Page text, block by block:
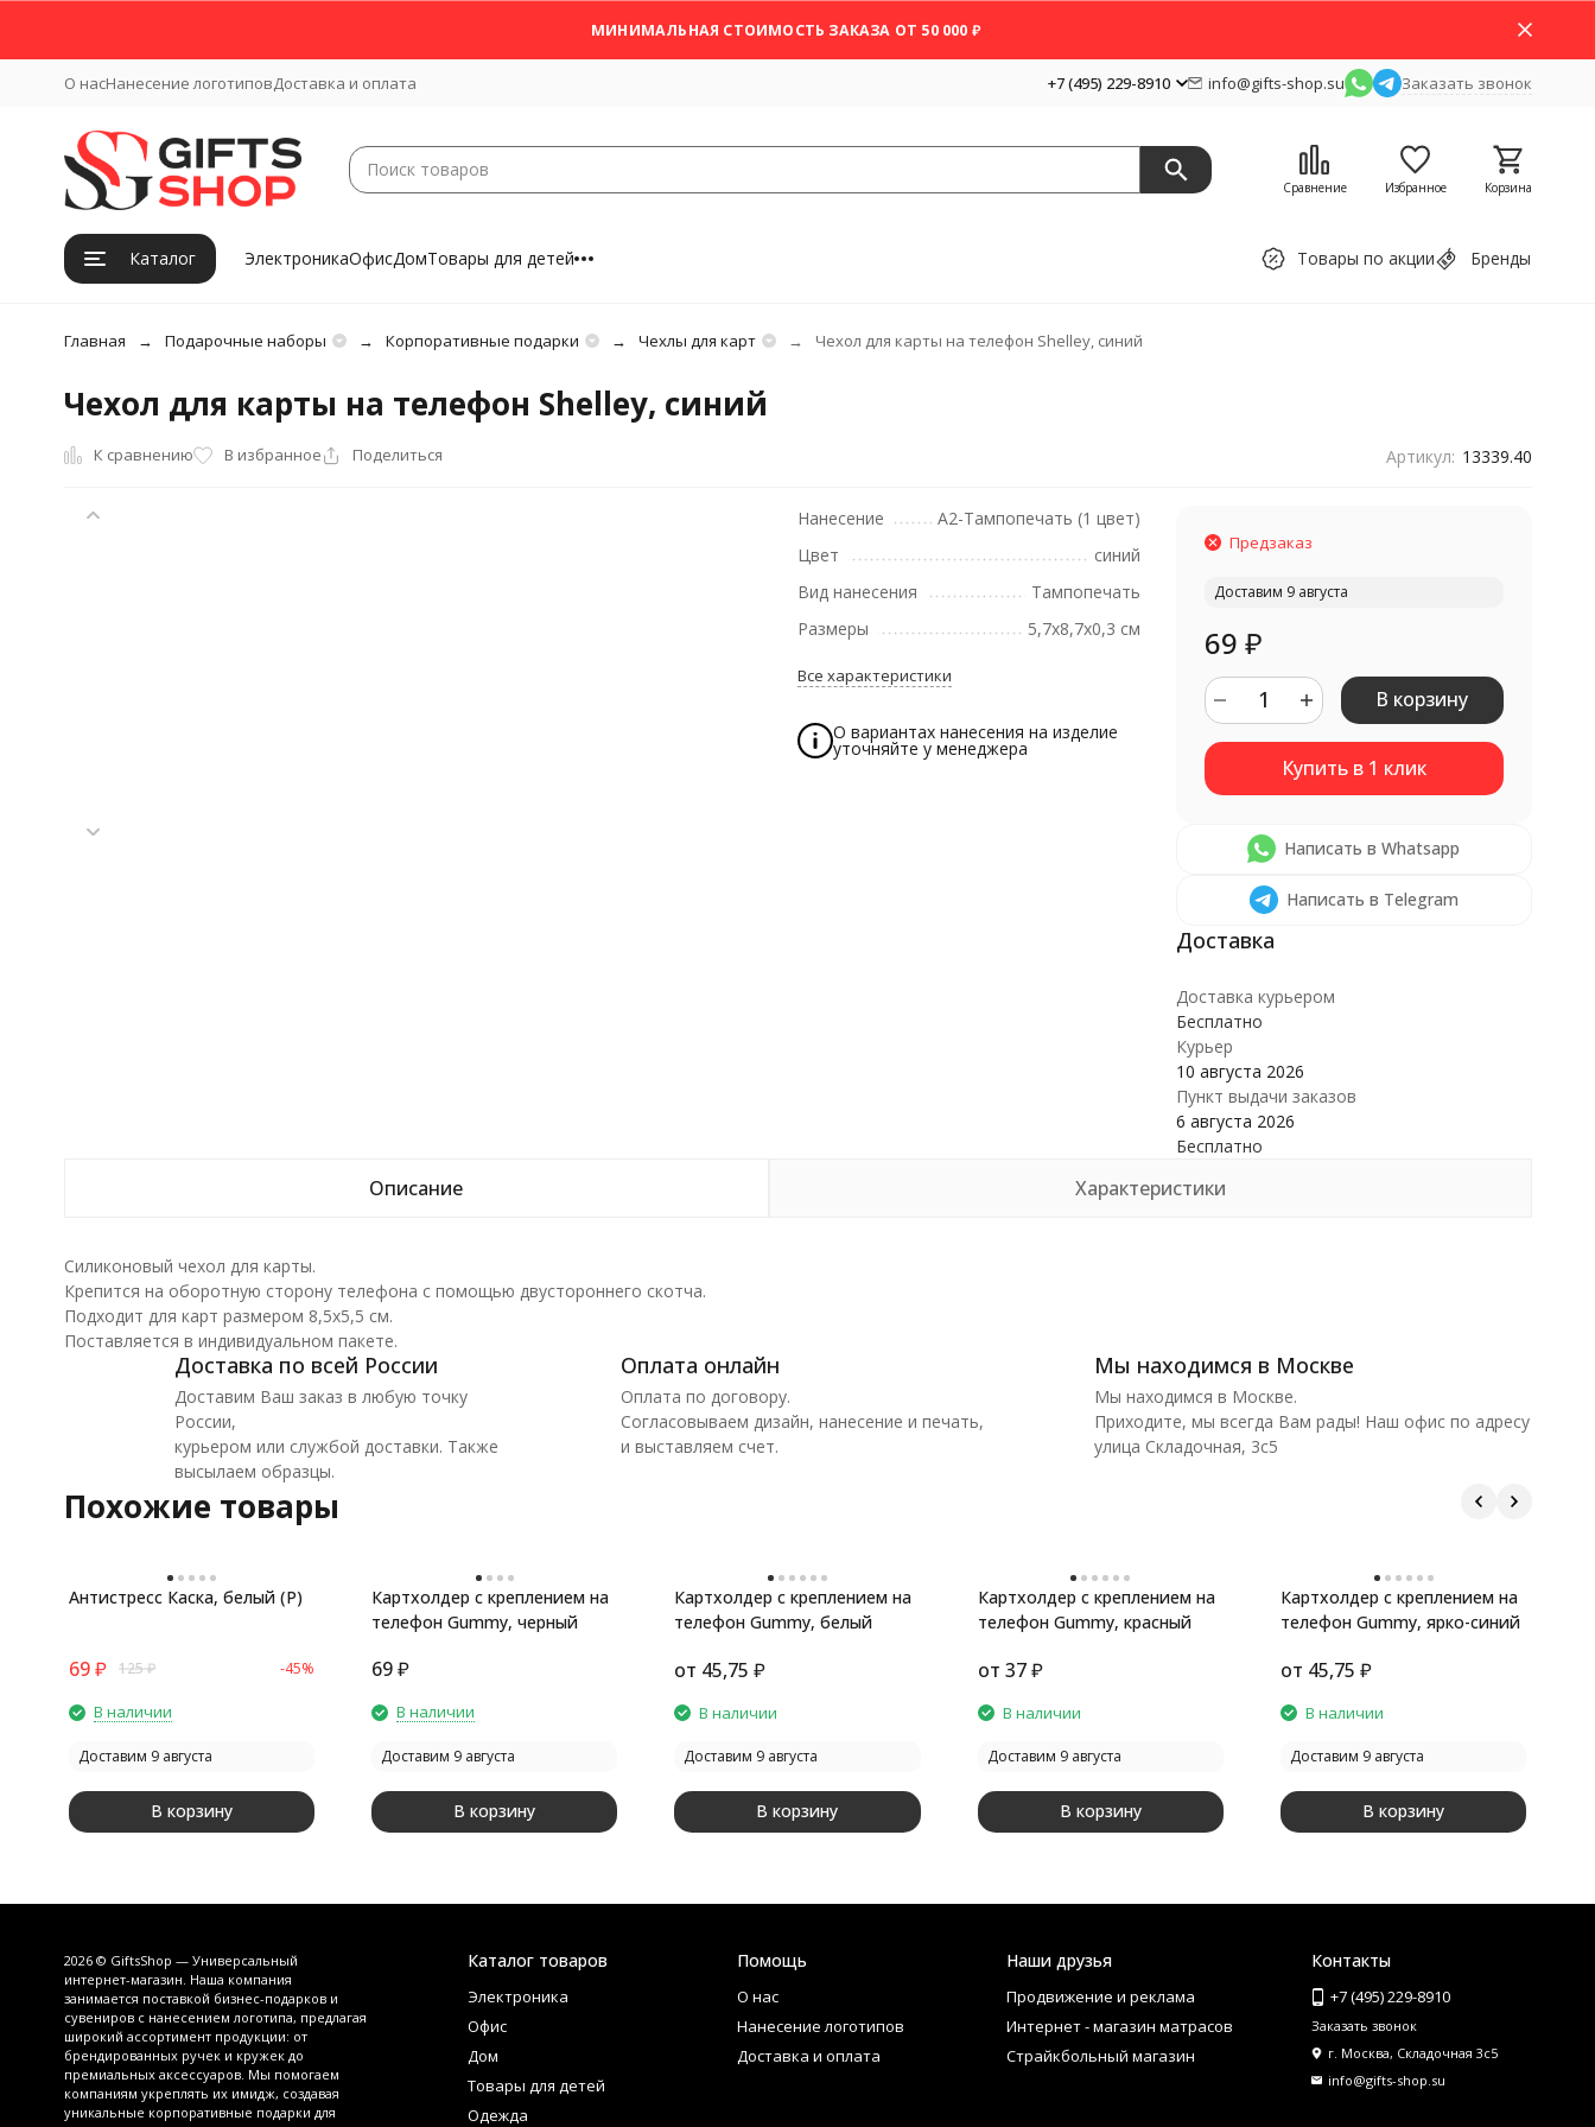
МИНИМАЛЬНАЯ СТОИМОСТЬ ЗАКАЗА ОТ 50 000 ₽
О насНанесение логотиповДоставка и оплата +7 (495) 229-8910 info@gifts-shop.su Заказать звонок
Сравнение Избранное Корзина
Каталог ЭлектроникаОфисДомТовары для детей Товары по акции Бренды
Главная Подарочные наборы Корпоративные подарки Чехлы для карт Чехол для карты на телефон Shelley, синий
Чехол для карты на телефон Shelley, синий
К сравнению В избранное Поделиться Артикул: 13339.40
Нанесение
A2-Тампопечать (1 цвет)
Цвет
синий
Вид нанесения
Тампопечать
Размеры
5,7х8,7х0,3 см
Все характеристики
О вариантах нанесения на изделие
уточняйте у менеджера
Предзаказ
Доставим 9 августа
69 ₽
В корзину
Написать в Whatsapp
Написать в Telegram
Доставка курьером
Бесплатно
Курьер
10 августа 2026
Пункт выдачи заказов
6 августа 2026
Бесплатно
Описание Характеристики
Силиконовый чехол для карты.
Крепится на оборотную сторону телефона с помощью двустороннего скотча.
Подходит для карт размером 8,5x5,5 см.
Поставляется в индивидуальном пакете.
Доставка по всей России
Доставим Ваш заказ в любую точку
России,
курьером или службой доставки. Также
высылаем образцы.
Оплата онлайн
Оплата по договору.
Согласовываем дизайн, нанесение и печать,
и выставляем счет.
Мы находимся в Москве
Мы находимся в Москве.
Приходите, мы всегда Вам рады! Наш офис по адресу
улица Складочная, 3с5
Похожие товары
Антистресс Каска, белый (Р)
69 ₽ 125₽ -45%
В наличии
Доставим 9 августа
В корзину
Картхолдер с креплением на
телефон Gummy, черный
69₽
В наличии
Доставим 9 августа
В корзину
Картхолдер с креплением на
телефон Gummy, белый
от 45,75 ₽
В наличии
Доставим 9 августа
В корзину
Картхолдер с креплением на
телефон Gummy, красный
от 37₽
В наличии
Доставим 9 августа
В корзину
Картхолдер с креплением на
телефон Gummy, ярко-синий
от 45,75 ₽
В наличии
Доставим 9 августа
В корзину
2026 © GiftsShop — Универсальный
интернет-магазин. Наша компания
занимается поставкой бизнес-подарков и
сувениров с нанесением логотипа, предлагая
широкий ассортимент продукции: от
брендированных ручек и кружек до
премиальных аксессуаров. Мы помогаем
компаниям укреплять их имидж, создавая
уникальные корпоративные подарки для
Каталог товаров
Электроника
Офис
Дом
Товары для детей
Одежда
Помощь
О нас
Нанесение логотипов
Доставка и оплата
Наши друзья
Продвижение и реклама
Интернет - магазин матрасов
Страйкбольный магазин
Контакты
+7 (495) 229-8910
Заказать звонок
г. Москва, Складочная 3с5
info@gifts-shop.su